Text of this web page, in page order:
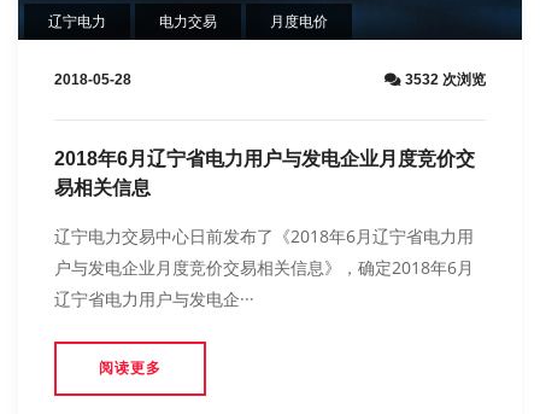
辽宁电力 电力交易 月度电价
2018-05-28 3532 次浏览
2018年6月辽宁省电力用户与发电企业月度竞价交
易相关信息
辽宁电力交易中心日前发布了《2018年6月辽宁省电力用
户与发电企业月度竞价交易相关信息》，确定2018年6月
辽宁省电力用户与发电企···
阅读更多